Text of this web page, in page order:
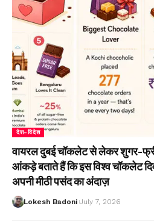
देश-विदेश
वायरल दुबई चॉकलेट से लेकर शुगर-फ्री
आंकड़े बताते हैं कि इस विश्व चॉकलेट
अपनी मीठी पसंद का अंदाज़
Lokesh Badoni July 7, 2026